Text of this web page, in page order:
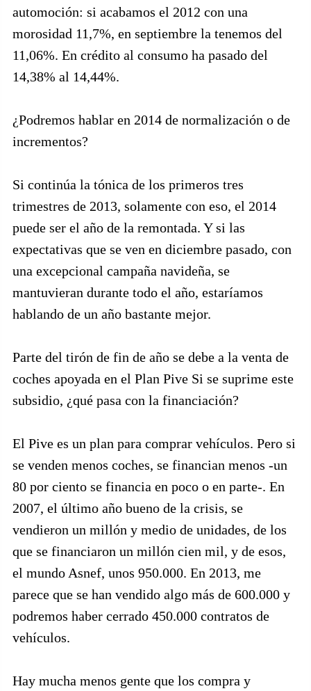
automoción: si acabamos el 2012 con una
morosidad 11,7%, en septiembre la tenemos del
11,06%. En crédito al consumo ha pasado del
14,38% al 14,44%.
¿Podremos hablar en 2014 de normalización o de
incrementos?
Si continúa la tónica de los primeros tres
trimestres de 2013, solamente con eso, el 2014
puede ser el año de la remontada. Y si las
expectativas que se ven en diciembre pasado, con
una excepcional campaña navideña, se
mantuvieran durante todo el año, estaríamos
hablando de un año bastante mejor.
Parte del tirón de fin de año se debe a la venta de
coches apoyada en el Plan Pive Si se suprime este
subsidio, ¿qué pasa con la financiación?
El Pive es un plan para comprar vehículos. Pero si
se venden menos coches, se financian menos -un
80 por ciento se financia en poco o en parte-. En
2007, el último año bueno de la crisis, se
vendieron un millón y medio de unidades, de los
que se financiaron un millón cien mil, y de esos,
el mundo Asnef, unos 950.000. En 2013, me
parece que se han vendido algo más de 600.000 y
podremos haber cerrado 450.000 contratos de
vehículos.
Hay mucha menos gente que los compra y